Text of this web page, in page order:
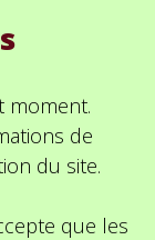
moment.
de
du site.
que les